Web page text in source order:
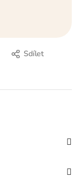
Sdílet